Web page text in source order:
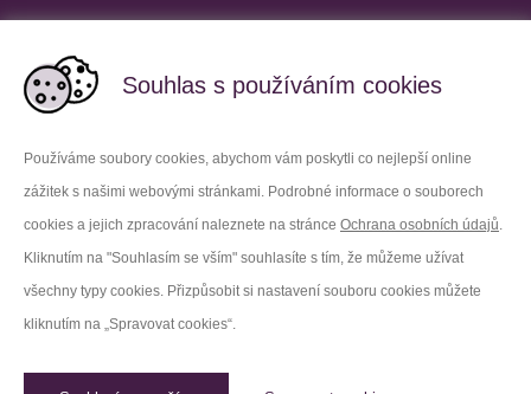
Souhlas s používáním cookies
Používáme soubory cookies, abychom vám poskytli co nejlepší online
zážitek s našimi webovými stránkami. Podrobné informace o souborech
cookies a jejich zpracování naleznete na stránce Ochrana osobních údajů.
Kliknutím na "Souhlasím se vším" souhlasíte s tím, že můžeme užívat
všechny typy cookies. Přizpůsobit si nastavení souboru cookies můžete
kliknutím na „Spravovat cookies“.
Facebook Youtube
LinkedIn